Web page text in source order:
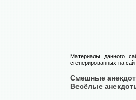
Материалы данного
сгенерированных на
Смешные
Весёлые